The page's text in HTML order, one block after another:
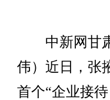
中新网甘肃
伟）近日，张
首个“企业接